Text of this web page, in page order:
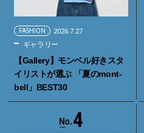
FASHION 2026.7.27
ギャラリー
【Gallery】モンベル好きスタ
イリストが選ぶ 「夏のmont-
bell」BEST30
4